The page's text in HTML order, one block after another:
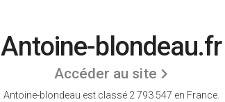
Antoine-blondeau.fr
Accéder au site
Antoine-blondeau est classé 2 793 547 en France.